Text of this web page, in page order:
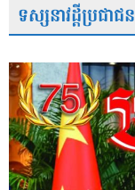
ទស្សនាវដ្តីប្រជាជន